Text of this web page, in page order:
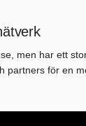
men har ett
partners för en